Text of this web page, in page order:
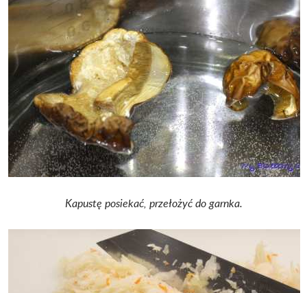
Kapustę posiekać, przełożyć do garnka.